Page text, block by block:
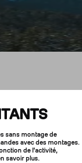
COUTEAUX
sans montage de
avec des montages.
de l'activité,
savoir plus.